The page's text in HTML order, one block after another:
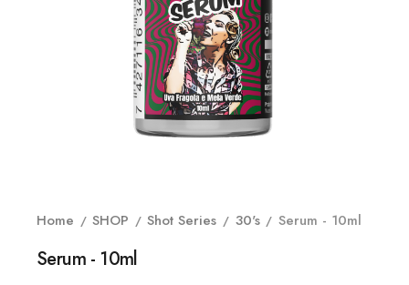
Home SHOP Shot Series 30's Serum - 10ml
Serum - 10ml